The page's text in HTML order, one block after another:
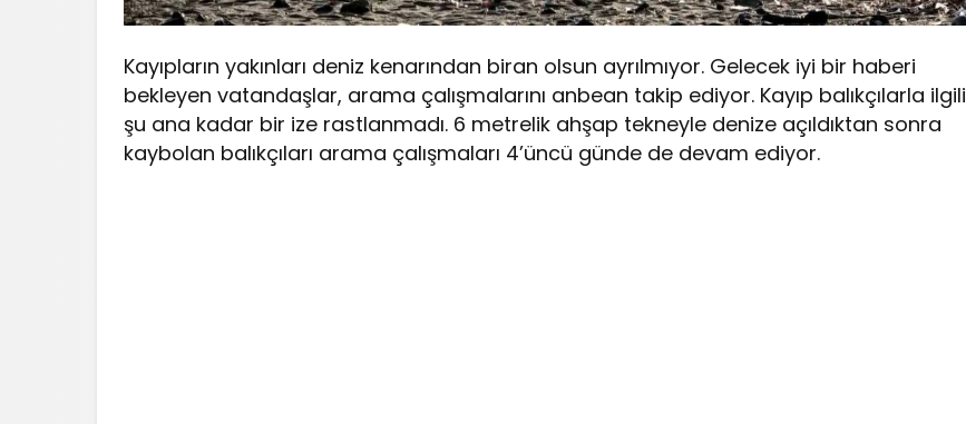
Kayıpların yakınları deniz kenarından biran olsun ayrılmıyor. Gelecek iyi bir haberi
bekleyen vatandaşlar, arama çalışmalarını anbean takip ediyor. Kayıp balıkçılarla ilgili
şu ana kadar bir ize rastlanmadı. 6 metrelik ahşap tekneyle denize açıldıktan sonra
kaybolan balıkçıları arama çalışmaları 4’üncü günde de devam ediyor.